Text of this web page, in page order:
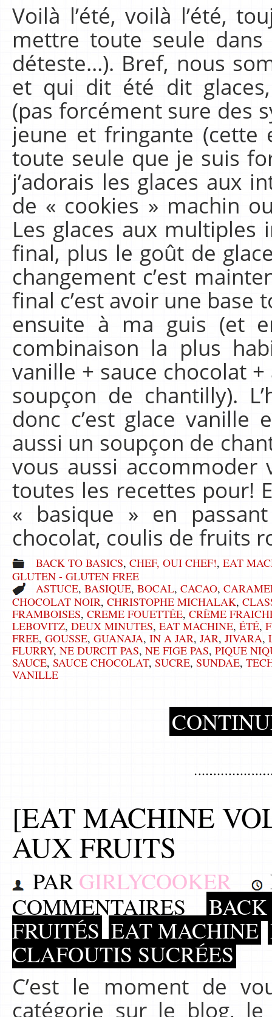
Voilà l’été, voilà l’été,
mettre toute seule
déteste…). Bref, nous
et qui dit été dit glaces,
(pas forcément sure des
jeune et fringante (cette
toute seule que je suis
j’adorais les glaces aux
de « cookies » machin
Les glaces aux multiples
final, plus le goût de
changement c’est
final c’est avoir une
ensuite à ma guis (et
combinaison la plus
vanille + sauce chocolat
soupçon de chantilly).
donc c’est glace
aussi un soupçon de
vous aussi accommoder
toutes les recettes pour!
« basique » en
chocolat, coulis de fruits
BACK TO BASICS, CHEF, OUI CHEF!, EAT
GLUTEN - GLUTEN FREE
ASTUCE, BASIQUE, BOCAL, CACAO,
CHOCOLAT NOIR, CHRISTOPHE MICHALAK,
FRAMBOISES, CREME FOUETTÉE, CRÈME
LEBOVITZ, DEUX MINUTES, EAT MACHINE, ÉTÉ,
FREE, GOUSSE, GUANAJA, IN A JAR, JAR, JIVARA,
FLURRY, NE DURCIT PAS, NE FIGE PAS, PIQUE
SAUCE, SAUCE CHOCOLAT, SUCRE, SUNDAE,
VANILLE
[EAT MACHINE
AUX FRUITS
PAR GIRLYCOOKER
COMMENTAIRES
FRUITÉS EAT MACHINE
CLAFOUTIS SUCRÉES
C’est le moment de
catégorie sur le blog,